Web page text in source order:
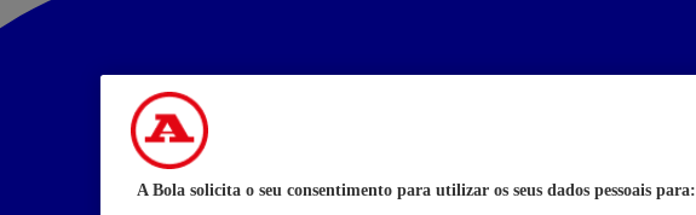
A Bola solicita o seu consentimento para utilizar os seus dados pessoais para: